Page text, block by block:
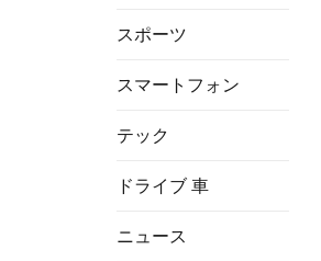
スポーツ
スマートフォン
テック
ドライブ 車
ニュース